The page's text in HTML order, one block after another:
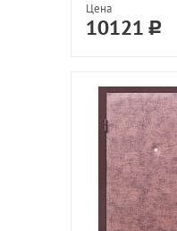
Цена
10121